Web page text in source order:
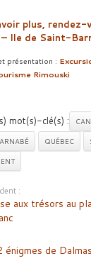
plus,
Ile de Saint-
présentation :
Rimouski
mot(s)-clé(s) :
QUÉBEC
:
aux trésors au
énigmes de